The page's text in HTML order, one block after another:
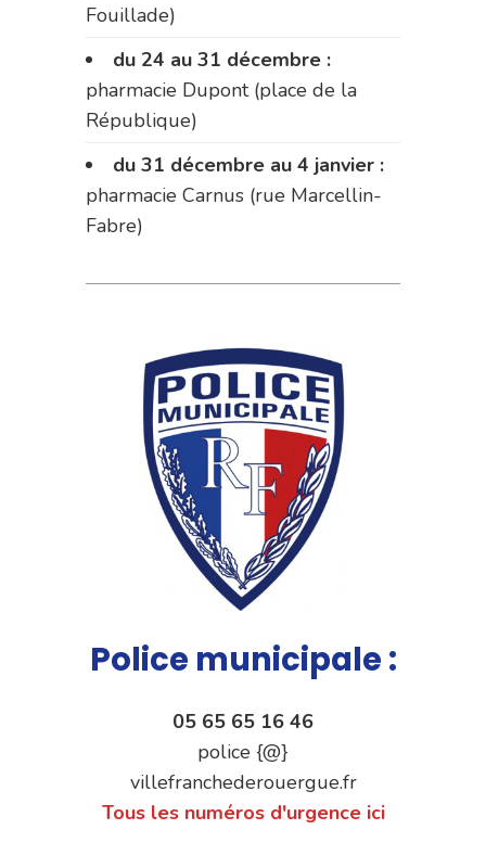
Fouillade)
du 24 au 31 décembre :
pharmacie Dupont (place de la
République)
du 31 décembre au 4 janvier :
pharmacie Carnus (rue Marcellin-
Fabre)
Police municipale :
05 65 65 16 46
police {@}
villefranchederouergue.fr
Tous les numéros d'urgence ici